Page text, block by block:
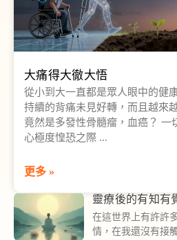
大痛得大徹大悟
從小到大一直都是眾人眼中的健
持續的背痛未見好轉，而且越來
竟然是多發性骨髓瘤，血癌？ 一
心極度惶恐之際
更多 »
靈療後的有知有
在這世界上有許許
情，在我還沒有接